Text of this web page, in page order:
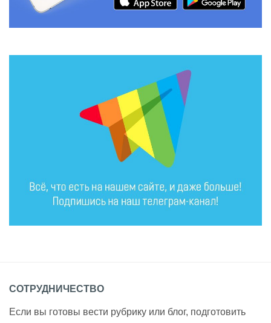
СОТРУДНИЧЕСТВО
Если вы готовы вести рубрику или блог, подготовить